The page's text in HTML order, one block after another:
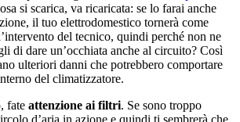
si scarica, va ricaricata: se lo farai anche
il tuo elettrodomestico tornerà come
del tecnico, quindi perché non ne
di dare un’occhiata anche al circuito? Così
ulteriori danni che potrebbero comportare
del climatizzatore.
fate attenzione ai filtri. Se sono troppo
d’aria in azione e quindi ti sembrerà che